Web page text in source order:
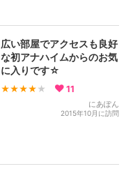
広い部屋でアクセスも良好
な初アナハイムからのお気
に入りです☆
★★★★ ★ 11
にあぽん
2015年10月に訪問